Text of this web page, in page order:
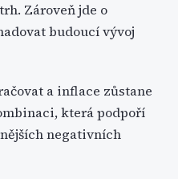
Zároveň jde o
budoucí vývoj
a inflace zůstane
která podpoří
negativních